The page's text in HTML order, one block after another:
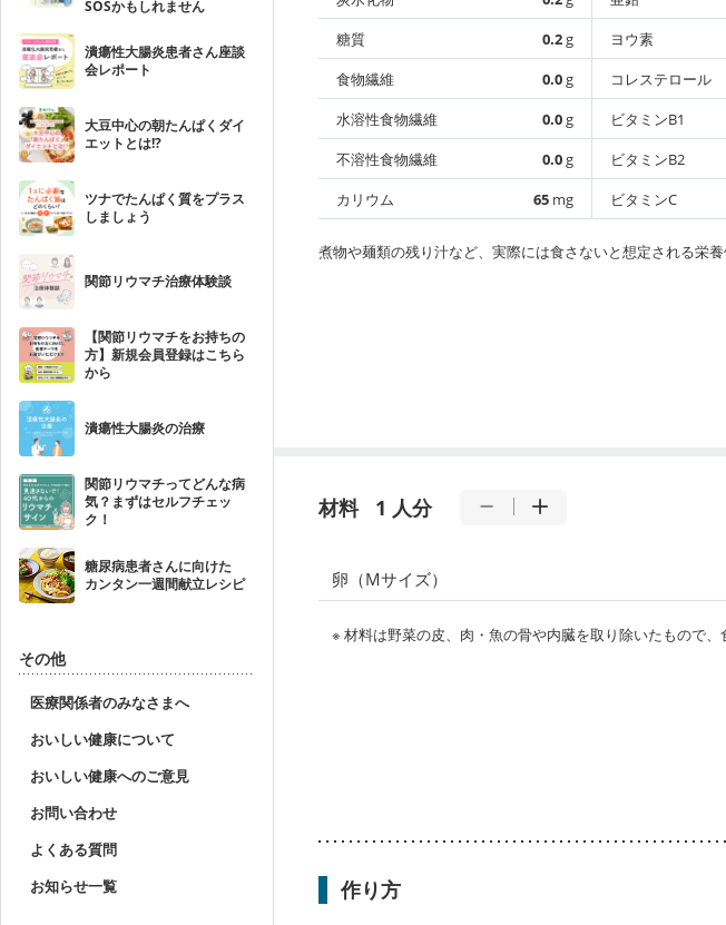
SOSかもしれません
潰瘍性大腸炎患者さん座談
会レポート
大豆中心の朝たんぱくダイ
エットとは!?
ツナでたんぱく質をプラス
しましょう
関節リウマチ治療体験談
【関節リウマチをお持ちの
方】新規会員登録はこちら
から
潰瘍性大腸炎の治療
関節リウマチってどんな病
気？まずはセルフチェッ
ク！
糖尿病患者さんに向けた
カンタン一週間献立レシピ
その他
医療関係者のみなさまへ
おいしい健康について
おいしい健康へのご意見
お問い合わせ
よくある質問
お知らせ一覧
糖質
0.2g
食物繊維
0.0g
水溶性食物繊維
0.0g
不溶性食物繊維
0.0g
カリウム
65 mg
ヨウ素
コレステロール
ビタミンB1
ビタミンB2
ビタミンC
煮物や麺類の残り汁など、実際には食さないと想定される栄
材料 1 人分
卵（Mサイズ）
※ 材料は野菜の皮、肉・魚の骨や内臓を取り除いたもので
作り方